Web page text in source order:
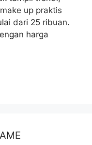
up praktis
dari 25 ribuan.
harga